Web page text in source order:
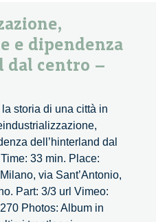
e dipendenza
dal centro –
storia di una città in
dell’hinterland dal
33 min. Place:
via Sant’Antonio,
Part: 3/3 url Vimeo:
Photos: Album in